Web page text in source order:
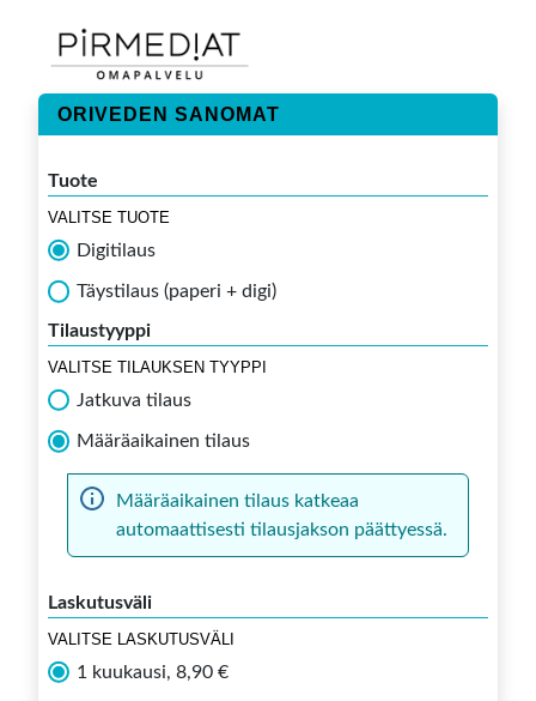
ORIVEDEN SANOMAT
Tuote
VALITSE TUOTE
Digitilaus
Täystilaus (paperi + digi)
Tilaustyyppi
VALITSE TILAUKSEN TYYPPI
Jatkuva tilaus
Määräaikainen tilaus
Määräaikainen tilaus katkeaa
automaattisesti tilausjakson päättyessä.
Laskutusväli
VALITSE LASKUTUSVÄLI
1 kuukausi, 8,90 €